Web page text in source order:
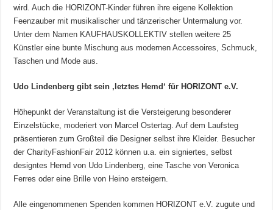
wird. Auch die HORIZONT-Kinder führen ihre eigene Kollektion
Feenzauber mit musikalischer und tänzerischer Untermalung vor.
Unter dem Namen KAUFHAUSKOLLEKTIV stellen weitere 25
Künstler eine bunte Mischung aus modernen Accessoires, Schmuck,
Taschen und Mode aus.
Udo Lindenberg gibt sein ‚letztes Hemd‘ für HORIZONT e.V.
Höhepunkt der Veranstaltung ist die Versteigerung besonderer
Einzelstücke, moderiert von Marcel Ostertag. Auf dem Laufsteg
präsentieren zum Großteil die Designer selbst ihre Kleider. Besucher
der CharityFashionFair 2012 können u.a. ein signiertes, selbst
designtes Hemd von Udo Lindenberg, eine Tasche von Veronica
Ferres oder eine Brille von Heino ersteigern.
Alle eingenommenen Spenden kommen HORIZONT e.V. zugute und